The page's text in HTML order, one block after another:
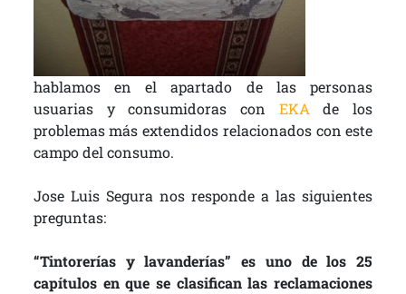
hablamos en el apartado de las personas
usuarias y consumidoras con EKAde los
problemas más extendidos relacionados con este
campo del consumo.
Jose Luis Segura nos responde a las siguientes
preguntas:
“Tintorerías y lavanderías” es uno de los 25
capítulos en que se clasifican las reclamaciones